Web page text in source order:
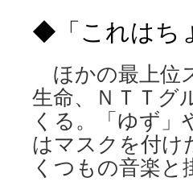
◆「これはち
ほかの最上位
生命、ＮＴＴグ
くる。「ゆず
はマスクを付け
くつもの音楽